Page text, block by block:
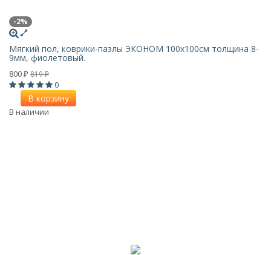
-2%
Мягкий пол, коврики-пазлы ЭКОНОМ 100х100см толщина 8-
9мм, фиолетовый.
800 ₽ 819₽
0
В корзину
В наличии